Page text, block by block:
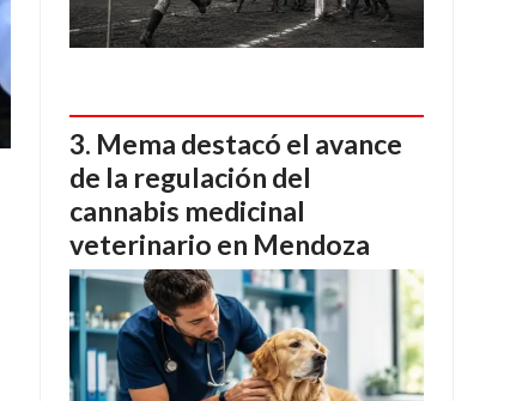
Mema destacó el avance
de la regulación del
cannabis medicinal
veterinario en Mendoza